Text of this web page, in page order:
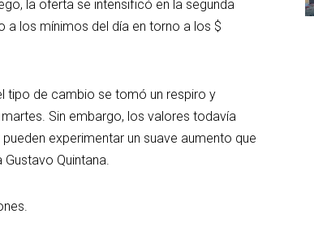
la oferta se intensificó en la segunda
los mínimos del día en torno a los $
tipo de cambio se tomó un respiro y
Sin embargo, los valores todavía
experimentar un suave aumento que
Quintana.